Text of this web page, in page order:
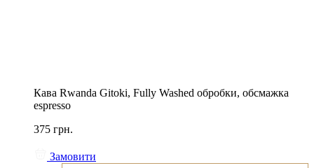
Кава Rwanda Gitoki, Fully Washed обробки, обсмажка
espresso
375 грн.
Замовити